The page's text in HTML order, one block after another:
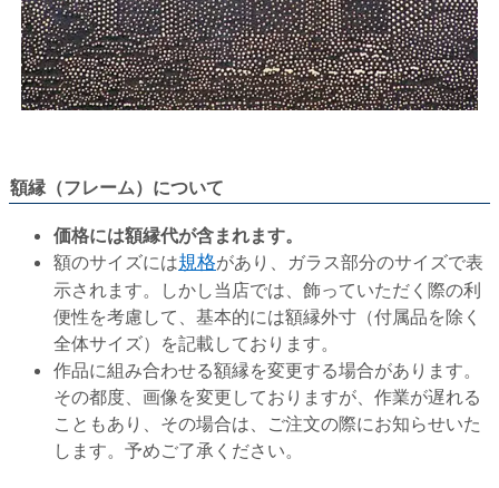
額縁（フレーム）について
価格には額縁代が含まれます。
額のサイズには規格があり、ガラス部分のサイズで表
示されます。しかし当店では、飾っていただく際の利
便性を考慮して、基本的には額縁外寸（付属品を除く
全体サイズ）を記載しております。
作品に組み合わせる額縁を変更する場合があります。
その都度、画像を変更しておりますが、作業が遅れる
こともあり、その場合は、ご注文の際にお知らせいた
します。予めご了承ください。